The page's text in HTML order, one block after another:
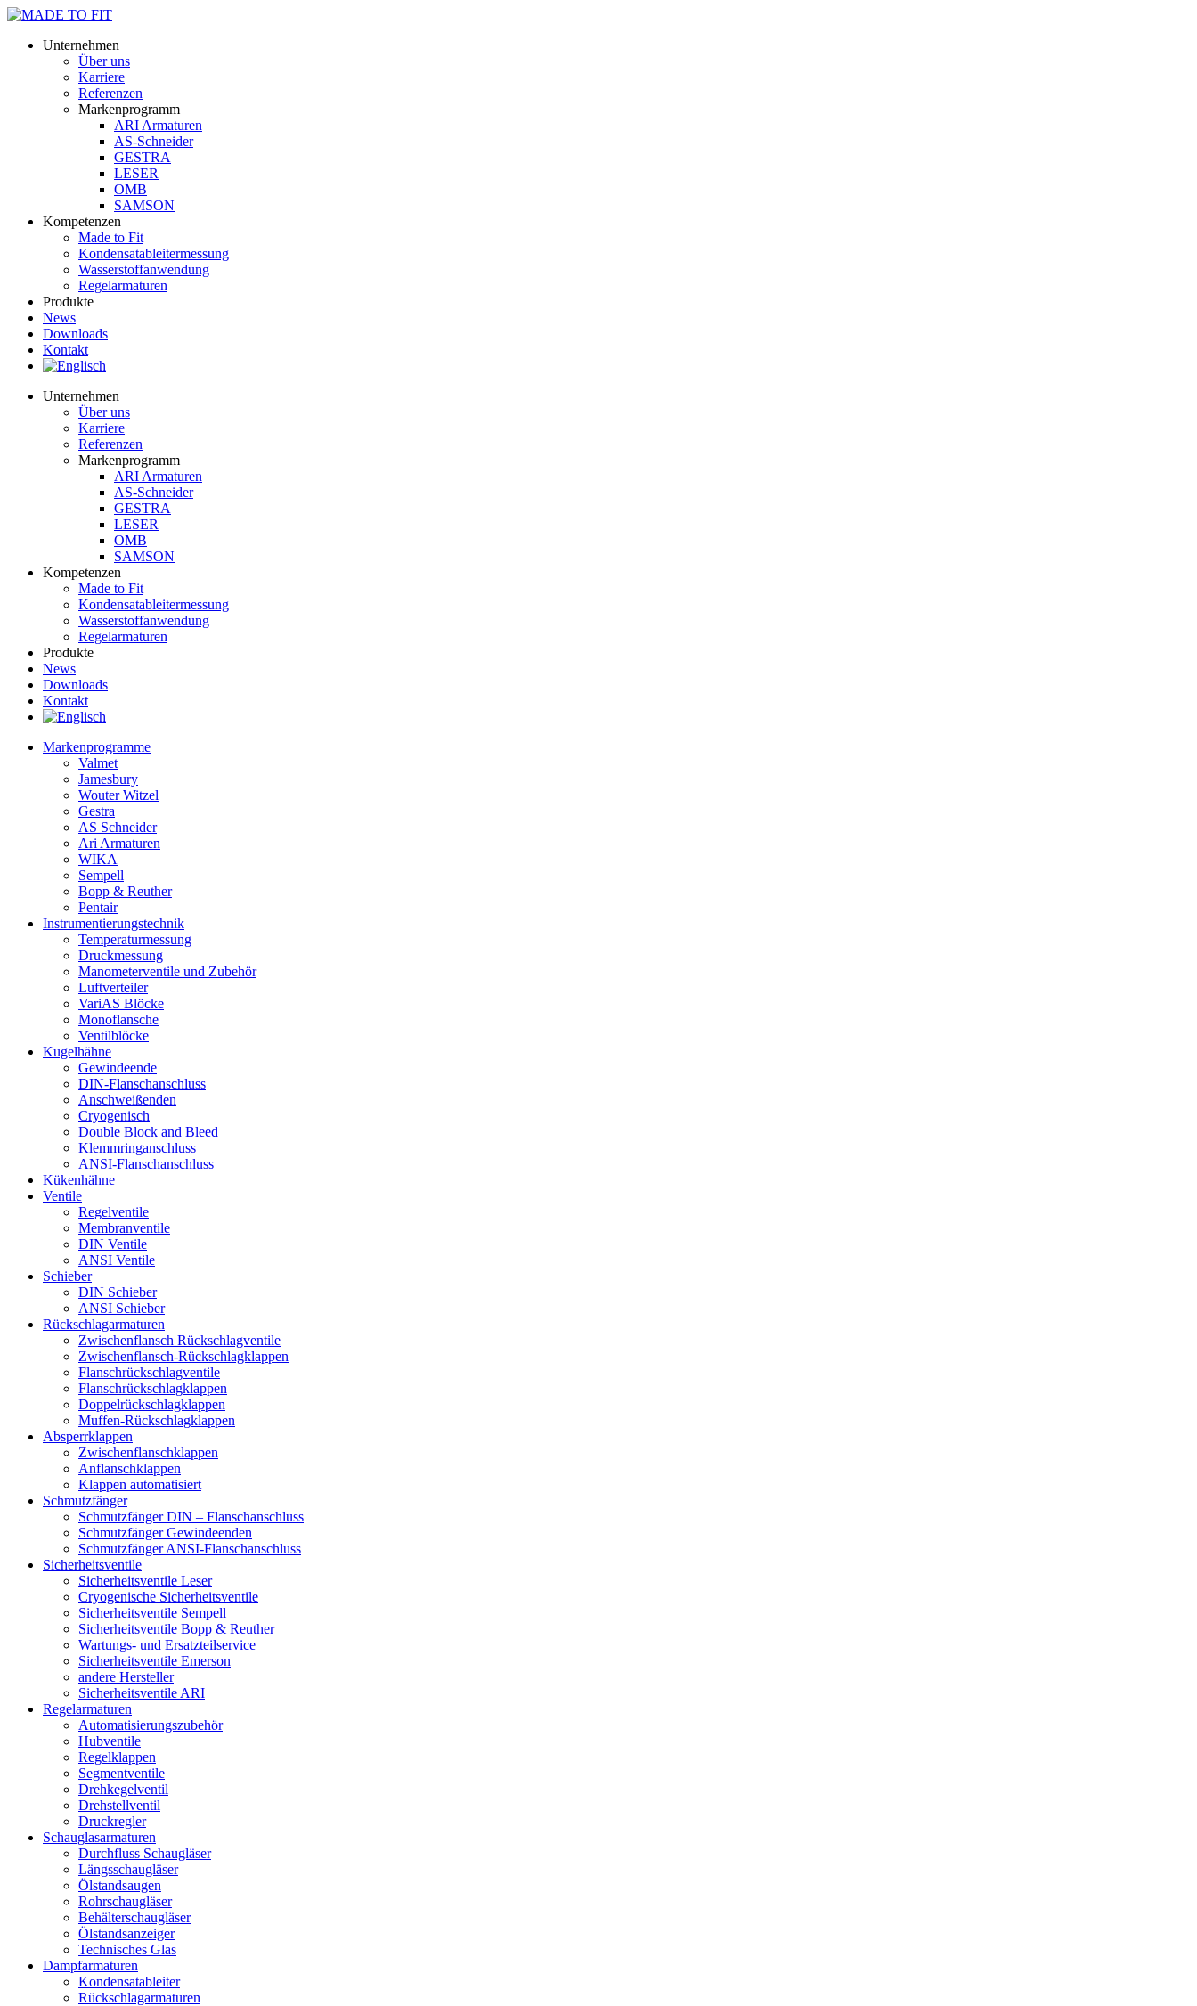
Unternehmen
Über uns
Karriere
Referenzen
Markenprogramm
ARI Armaturen
AS-Schneider
GESTRA
LESER
OMB
SAMSON
Kompetenzen
Made to Fit
Kondensat­ableiter­messung
Wasserstoff­anwendung
Regel­arma­turen
Produkte
News
Downloads
Kontakt
Unternehmen
Über uns
Karriere
Referenzen
Markenprogramm
ARI Armaturen
AS-Schneider
GESTRA
LESER
OMB
SAMSON
Kompetenzen
Made to Fit
Kondensat­ableiter­messung
Wasserstoff­anwendung
Regel­arma­turen
Produkte
News
Downloads
Kontakt
Markenprogramme
Valmet
Jamesbury
Wouter Witzel
Gestra
AS Schneider
Ari Armaturen
WIKA
Sempell
Bopp & Reuther
Pentair
Instrumentierungs­technik
Temperaturmessung
Druckmessung
Manometerventile und Zubehör
Luftverteiler
VariAS Blöcke
Monoflansche
Ventilblöcke
Kugelhähne
Gewindeende
DIN-Flanschanschluss
Anschweißenden
Cryogenisch
Double Block and Bleed
Klemmringanschluss
ANSI-Flanschanschluss
Kükenhähne
Ventile
Regelventile
Membranventile
DIN Ventile
ANSI Ventile
Schieber
DIN Schieber
ANSI Schieber
Rückschlag­armaturen
Zwischenflansch Rückschlagventile
Zwischenflansch-Rückschlagklappen
Flanschrückschlagventile
Flanschrückschlagklappen
Doppelrückschlagklappen
Muffen-Rückschlagklappen
Absperrklappen
Zwischenflanschklappen
Anflanschklappen
Klappen automatisiert
Schmutzfänger
Schmutzfänger DIN – Flanschanschluss
Schmutzfänger Gewindeenden
Schmutzfänger ANSI-Flanschanschluss
Sicherheitsventile
Sicherheitsventile Leser
Cryogenische Sicherheitsventile
Sicherheitsventile Sempell
Sicherheitsventile Bopp & Reuther
Wartungs- und Ersatzteilservice
Sicherheitsventile Emerson
andere Hersteller
Sicherheitsventile ARI
Regelarmaturen
Automatisierungszubehör
Hubventile
Regelklappen
Segmentventile
Drehkegelventil
Drehstellventil
Druckregler
Schauglas­armaturen
Durchfluss Schaugläser
Längsschaugläser
Ölstandsaugen
Rohrschaugläser
Behälterschaugläser
Ölstandsanzeiger
Technisches Glas
Dampfarmaturen
Kondensatableiter
Rückschlagarmaturen